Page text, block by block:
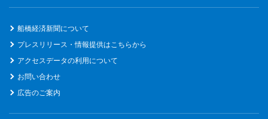
船橋経済新聞について
プレスリリース・情報提供はこちらから
アクセスデータの利用について
お問い合わせ
広告のご案内